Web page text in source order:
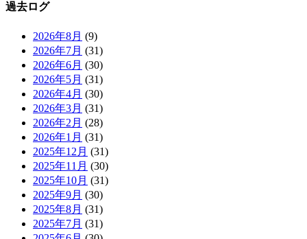
過去ログ
2026年8月 (9)
2026年7月 (31)
2026年6月 (30)
2026年5月 (31)
2026年4月 (30)
2026年3月 (31)
2026年2月 (28)
2026年1月 (31)
2025年12月 (31)
2025年11月 (30)
2025年10月 (31)
2025年9月 (30)
2025年8月 (31)
2025年7月 (31)